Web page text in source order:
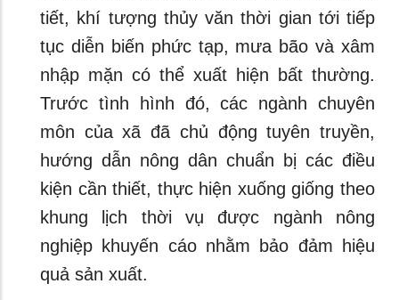
tiết, khí tượng thủy văn thời gian tới tiếp
tục diễn biến phức tạp, mưa bão và xâm
nhập mặn có thể xuất hiện bất thường.
Trước tình hình đó, các ngành chuyên
môn của xã đã chủ động tuyên truyền,
hướng dẫn nông dân chuẩn bị các điều
kiện cần thiết, thực hiện xuống giống theo
khung lịch thời vụ được ngành nông
nghiệp khuyến cáo nhằm bảo đảm hiệu
quả sản xuất.